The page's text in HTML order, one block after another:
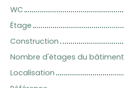
WC
Étage
Construction
Nombre d'étages du bâtiment
Localisation